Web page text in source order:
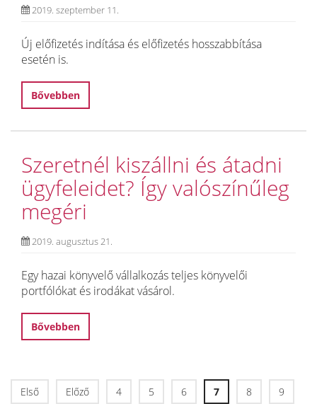
2019. szeptember 11.
Új előfizetés indítása és előfizetés hosszabbítása
esetén is.
Bővebben
Szeretnél kiszállni és átadni
ügyfeleidet? Így valószínűleg
megéri
2019. augusztus 21.
Egy hazai könyvelő vállalkozás teljes könyvelői
portfólókat és irodákat vásárol.
Bővebben
Első Előző 4 5 6 7 8 9